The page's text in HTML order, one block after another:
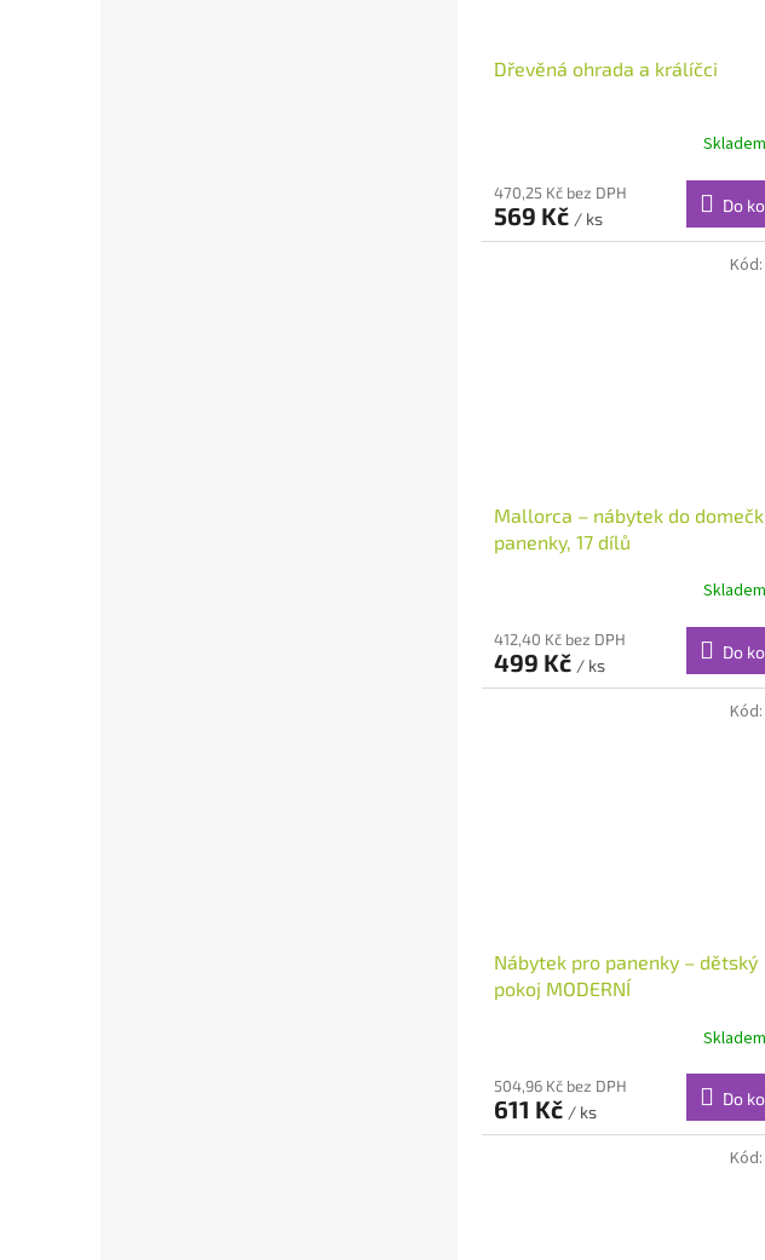
Dřevěná ohrada a králíčci
Skladem
470,25 Kč bez DPH
569 Kč / ks
Do
Mallorca – nábytek do
panenky, 17 dílů
Skladem
412,40 Kč bez DPH
499 Kč / ks
Do
Kód:
Nábytek pro panenky – dětský
pokoj MODERNÍ
Skladem
504,96 Kč bez DPH
611 Kč / ks
Do
Kód:
Kód: